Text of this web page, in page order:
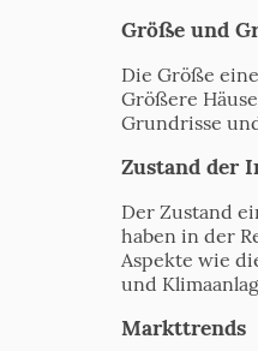
Größe und
Die Größe
Größere
Grundrisse
Zustand der
Der Zustand
haben in der
Aspekte wie
und
Markttrends